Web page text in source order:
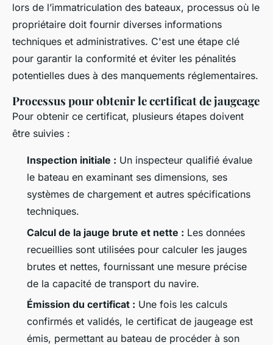
lors de l’immatriculation des bateaux, processus où le
propriétaire doit fournir diverses informations
techniques et administratives. C'est une étape clé
pour garantir la conformité et éviter les pénalités
potentielles dues à des manquements réglementaires.
Processus pour obtenir le certificat de jaugeage
Pour obtenir ce certificat, plusieurs étapes doivent
être suivies :
Inspection initiale : Un inspecteur qualifié évalue
le bateau en examinant ses dimensions, ses
systèmes de chargement et autres spécifications
techniques.
Calcul de la jauge brute et nette : Les données
recueillies sont utilisées pour calculer les jauges
brutes et nettes, fournissant une mesure précise
de la capacité de transport du navire.
Émission du certificat : Une fois les calculs
confirmés et validés, le certificat de jaugeage est
émis, permettant au bateau de procéder à son